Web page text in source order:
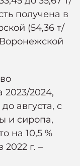
получена в
(54,36 т/
2023/2024,
августа, с
и сиропа,
на 10,5 %
г. –